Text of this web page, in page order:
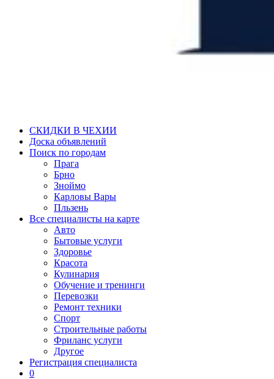
СКИДКИ В ЧЕХИИ
Доска объявлений
Поиск по городам
Прага
Брно
Зноймо
Карловы Вары
Пльзень
Все специалисты на карте
Авто
Бытовые услуги
Здоровье
Красота
Кулинария
Обучение и тренинги
Перевозки
Ремонт техники
Спорт
Строительные работы
Фриланс услуги
Другое
Регистрация специалиста
0